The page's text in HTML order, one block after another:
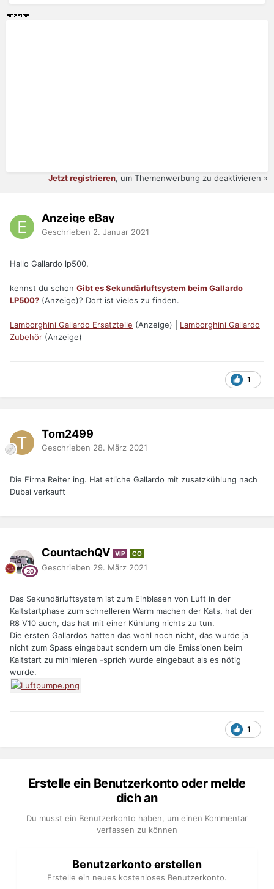
Jetzt registrieren, um Themenwerbung zu deaktivieren »
Anzeige eBay
Geschrieben 2. Januar 2021
Hallo Gallardo lp500,
kennst du schon Gibt es Sekundärluftsystem beim Gallardo
LP500? (Anzeige)? Dort ist vieles zu finden.
Lamborghini Gallardo Ersatzteile (Anzeige) | Lamborghini Gallardo
Zubehör (Anzeige)
1
Tom2499
Geschrieben 28. März 2021
Die Firma Reiter ing. Hat etliche Gallardo mit zusatzkühlung nach
Dubai verkauft
CountachQV VIP CO
Geschrieben 29. März 2021
Das Sekundärluftsystem ist zum Einblasen von Luft in der
Kaltstartphase zum schnelleren Warm machen der Kats, hat der
R8 V10 auch, das hat mit einer Kühlung nichts zu tun.
Die ersten Gallardos hatten das wohl noch nicht, das wurde ja
nicht zum Spass eingebaut sondern um die Emissionen beim
Kaltstart zu minimieren -sprich wurde eingebaut als es nötig
wurde.
1
Erstelle ein Benutzerkonto oder melde
dich an
Du musst ein Benutzerkonto haben, um einen Kommentar
verfassen zu können
Benutzerkonto erstellen
Erstelle ein neues kostenloses Benutzerkonto.